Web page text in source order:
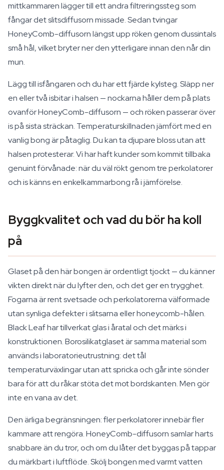
mittkammaren lägger till ett andra filtreringssteg som
fångar det slitsdiffusorn missade. Sedan tvingar
HoneyComb-diffusorn längst upp röken genom dussintals
små hål, vilket bryter ner den ytterligare innan den når din
mun.
Lägg till isfångaren och du har ett fjärde kylsteg. Släpp ner
en eller två isbitar i halsen — nockarna håller dem på plats
ovanför HoneyComb-diffusorn — och röken passerar över
is på sista sträckan. Temperaturskillnaden jämfört med en
vanlig bong är påtaglig. Du kan ta djupare bloss utan att
halsen protesterar. Vi har haft kunder som kommit tillbaka
genuint förvånade: när du väl rökt genom tre perkolatorer
och is känns en enkelkammarbong rå i jämförelse.
Byggkvalitet och vad du bör ha koll
på
Glaset på den här bongen är ordentligt tjockt — du känner
vikten direkt när du lyfter den, och det ger en trygghet.
Fogarna är rent svetsade och perkolatorerna välformade
utan synliga defekter i slitsarna eller honeycomb-hålen.
Black Leaf har tillverkat glas i åratal och det märks i
konstruktionen. Borosilikatglaset är samma material som
används i laboratorieutrustning: det tål
temperaturväxlingar utan att spricka och går inte sönder
bara för att du råkar stöta det mot bordskanten. Men gör
inte en vana av det.
Den ärliga begränsningen: fler perkolatorer innebär fler
kammare att rengöra. HoneyComb-diffusorn samlar harts
snabbare än du tror, och om du låter det byggas på tappar
du märkbart i luftflöde. Skölj bongen med varmt vatten